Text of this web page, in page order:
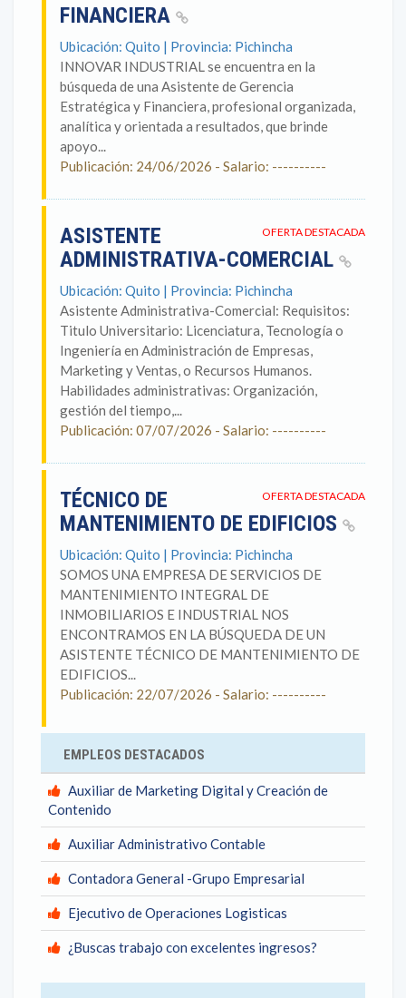
FINANCIERA
Ubicación: Quito | Provincia: Pichincha
INNOVAR INDUSTRIAL se encuentra en la
búsqueda de una Asistente de Gerencia
Estratégica y Financiera, profesional organizada,
analítica y orientada a resultados, que brinde
apoyo...
Publicación: 24/06/2026 - Salario: ----------
OFERTA DESTACADA
ASISTENTE
ADMINISTRATIVA-COMERCIAL
Ubicación: Quito | Provincia: Pichincha
Asistente Administrativa-Comercial: Requisitos:
Titulo Universitario: Licenciatura, Tecnología o
Ingeniería en Administración de Empresas,
Marketing y Ventas, o Recursos Humanos.
Habilidades administrativas: Organización,
gestión del tiempo,...
Publicación: 07/07/2026 - Salario: ----------
OFERTA DESTACADA
TÉCNICO DE
MANTENIMIENTO DE EDIFICIOS
Ubicación: Quito | Provincia: Pichincha
SOMOS UNA EMPRESA DE SERVICIOS DE
MANTENIMIENTO INTEGRAL DE
INMOBILIARIOS E INDUSTRIAL NOS
ENCONTRAMOS EN LA BÚSQUEDA DE UN
ASISTENTE TÉCNICO DE MANTENIMIENTO DE
EDIFICIOS...
Publicación: 22/07/2026 - Salario: ----------
EMPLEOS DESTACADOS
Auxiliar de Marketing Digital y Creación de
Contenido
Auxiliar Administrativo Contable
Contadora General -Grupo Empresarial
Ejecutivo de Operaciones Logisticas
¿Buscas trabajo con excelentes ingresos?